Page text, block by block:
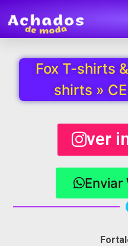
Fox T-shirts
shirts »
ver
Enviar